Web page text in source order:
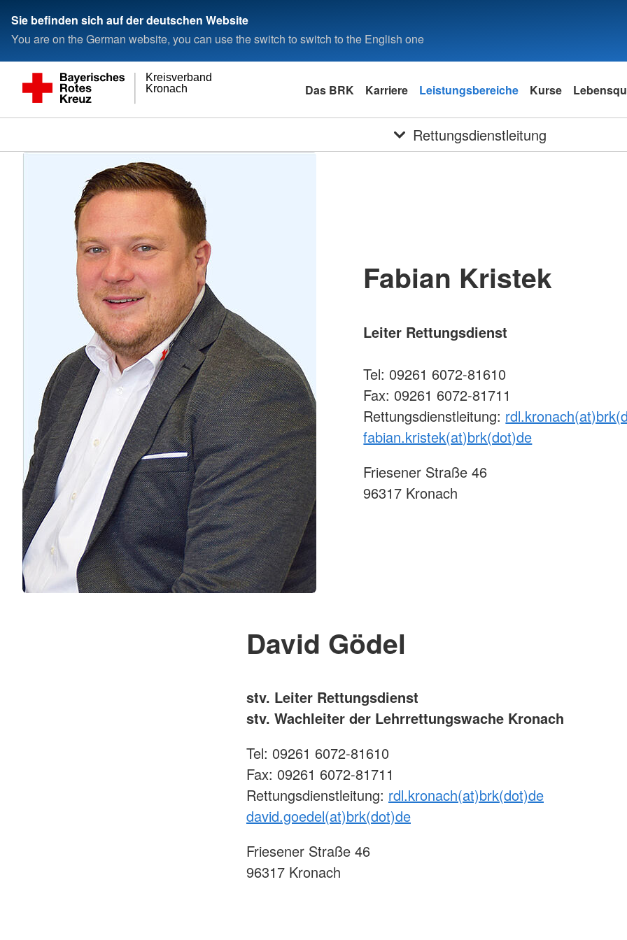
Sie befinden sich auf der deutschen Website
You are on the German website, you can use the switch to switch to the English one
Kronach
Kreisverband
Das BRK Karriere Leistungsbereiche Kurse
Rettungsdienstleitung
Fabian Kristek
Leiter Rettungsdienst
Tel: 09261 6072-81610
Fax: 09261 6072-81711
Rettungsdienstleitung:
fabian.kristek(at)brk(dot)de
Friesener Straße 46
96317 Kronach
David Gödel
stv. Leiter Rettungsdienst
stv. Wachleiter der Lehrrettungswache Kronach
Tel: 09261 6072-81610
Fax: 09261 6072-81711
Rettungsdienstleitung: rdl.kronach(at)brk(dot)de
david.goedel(at)brk(dot)de
Friesener Straße 46
96317 Kronach